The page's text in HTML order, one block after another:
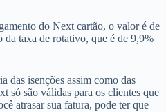
do Next cartão, o valor é de
da taxa de rotativo, que é de 9,9%
das isenções assim como das
só são válidas para os clientes que
atrasar sua fatura, pode ter que